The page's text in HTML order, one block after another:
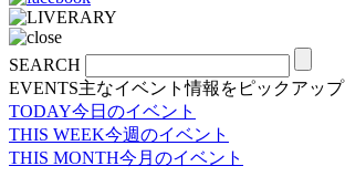
SEARCH
EVENTS主なイベント情報をピックアップ
TODAY今日のイベント
THIS WEEK今週のイベント
THIS MONTH今月のイベント